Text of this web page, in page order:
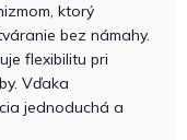
ktorý
bez námahy.
flexibilitu pri
Vďaka
jednoduchá a